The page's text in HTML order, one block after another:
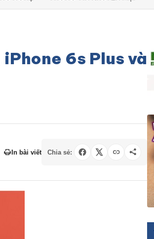
6s Plus và
In bài viết Chia sẻ: